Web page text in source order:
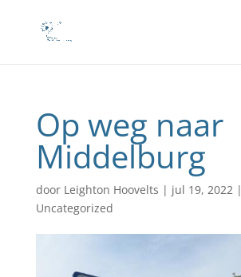
Op weg naar
Middelburg
door Leighton Hoovelts | jul 19, 2022|
Uncategorized